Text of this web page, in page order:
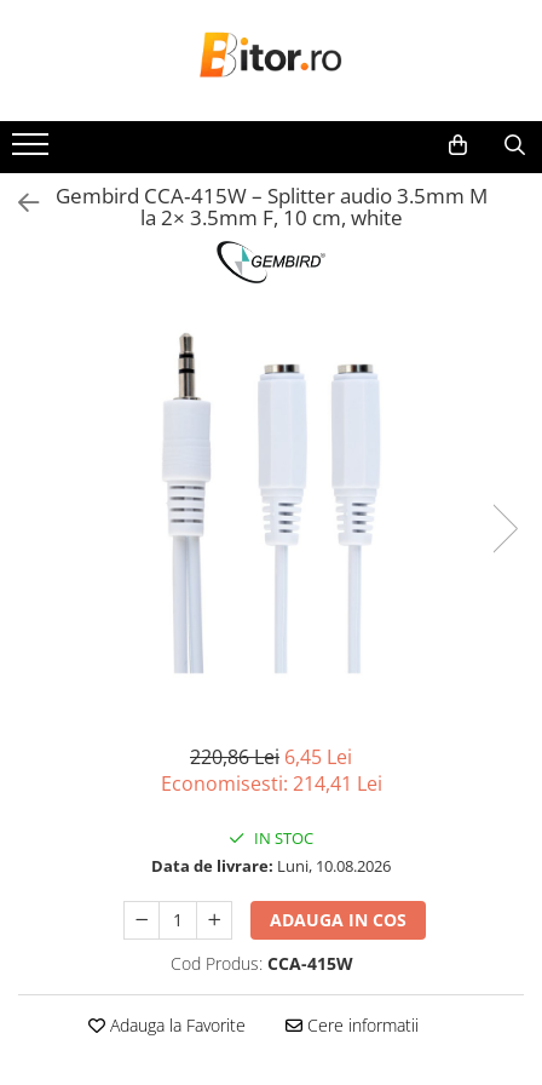
Laptop , PC, Tablete
Laptop-uri
Laptop-uri Gaming
Laptop-uri Workstation
Imprimante & Multifuncționale
Imprimanta Laser Color
Consumabile & Filamente 3D
Cerneală & Cap de Printare
Consumabile - toner
Imprimante Large Format Printer
Plottere & Scannere
Gembird CCA‑415W – Splitter audio 3.5mm M
la 2× 3.5mm F, 10 cm, white
220,86 Lei 6,45 Lei
Economisesti: 214,41 Lei
IN STOC
Data de livrare: Luni, 10.08.2026
ADAUGA IN COS
Cod Produs: CCA-415W
Adauga la Favorite Cere informatii